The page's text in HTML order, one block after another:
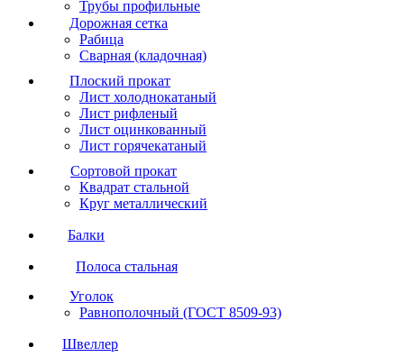
Трубы профильные
Дорожная сетка
Рабица
Сварная (кладочная)
Плоский прокат
Лист холоднокатаный
Лист рифленый
Лист оцинкованный
Лист горячекатаный
Сортовой прокат
Квадрат стальной
Круг металлический
Балки
Полоса стальная
Уголок
Равнополочный (ГОСТ 8509-93)
Швеллер